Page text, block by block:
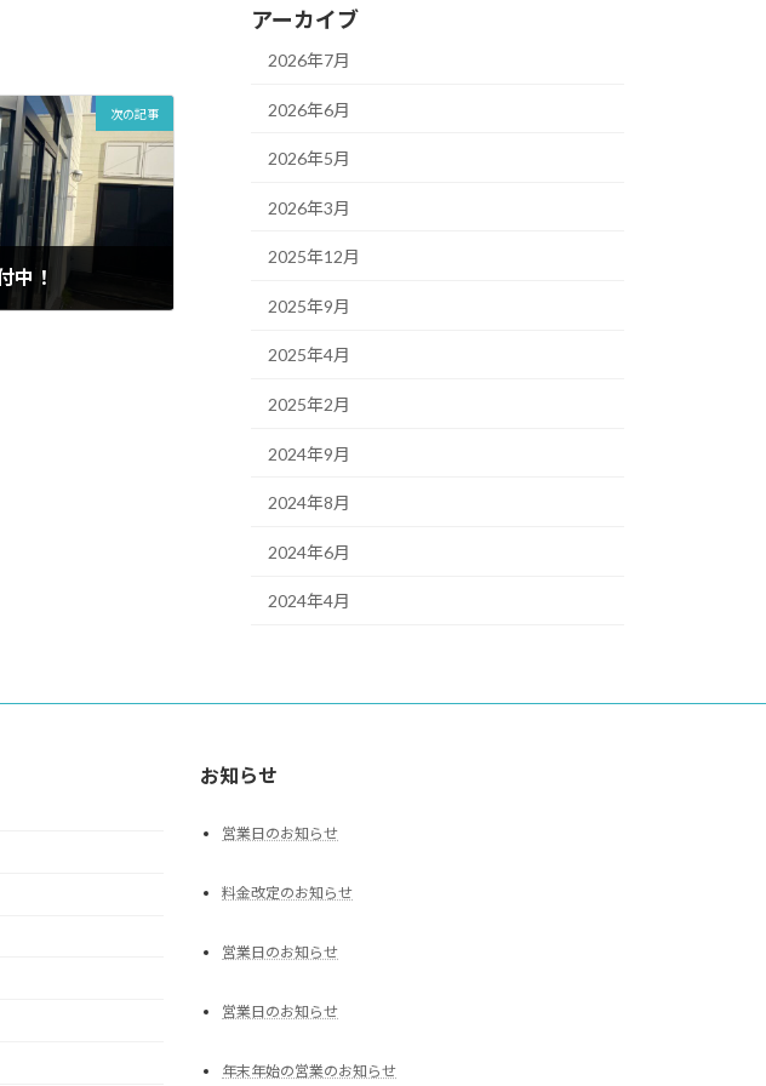
次の記事
中！
アーカイブ
2026年7月
2026年6月
2026年5月
2026年3月
2025年12月
2025年9月
2025年4月
2025年2月
2024年9月
2024年8月
2024年6月
2024年4月
お知らせ
営業日のお知らせ
料金改定のお知らせ
営業日のお知らせ
営業日のお知らせ
年末年始の営業のお知らせ